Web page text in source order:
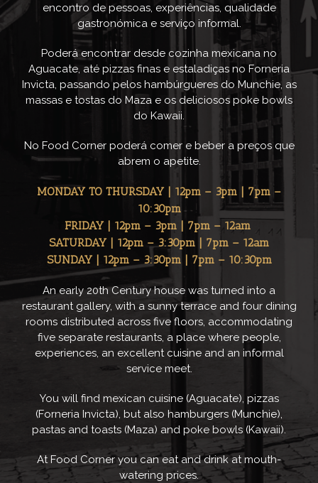
encontro de pessoas, experiências, qualidade
gastronómica e serviço informal.
Poderá encontrar desde cozinha mexicana no
Aguacate, até pizzas finas e estaladiças no Forneria
Invicta, passando pelos hambúrgueres do Munchie, as
massas e tostas do Maza e os deliciosos poke bowls
do Kawaii.
No Food Corner poderá comer e beber a preços que
abrem o apetite.
MONDAY TO THURSDAY | 12pm – 3pm | 7pm –
10:30pm
FRIDAY | 12pm – 3pm | 7pm – 12am
SATURDAY | 12pm – 3:30pm | 7pm – 12am
SUNDAY | 12pm – 3:30pm | 7pm – 10:30pm
An early 20th Century house was turned into a
restaurant gallery, with a sunny terrace and four dining
rooms distributed across five floors, accommodating
five separate restaurants, a place where people,
experiences, an excellent cuisine and an informal
service meet.
You will find mexican cuisine (Aguacate), pizzas
(Forneria Invicta), but also hamburgers (Munchie),
pastas and toasts (Maza) and poke bowls (Kawaii).
At Food Corner you can eat and drink at mouth-
watering prices.